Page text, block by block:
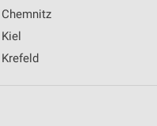
Chemnitz
Kiel
Krefeld